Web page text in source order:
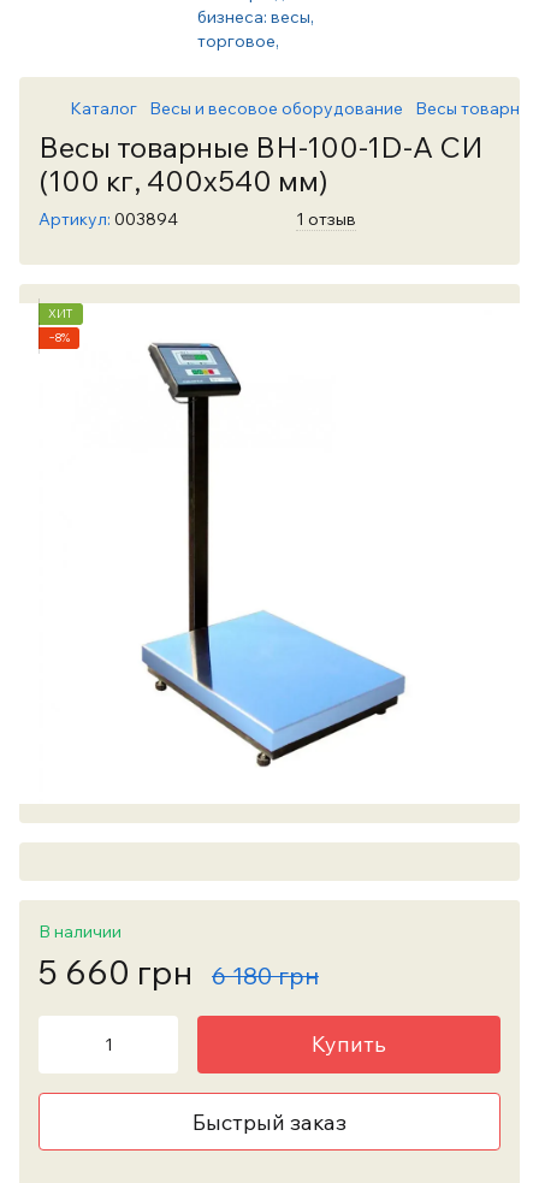
Каталог Весы и весовое оборудование Весы товарные
Весы товарные ВН-100-1D-А СИ
(100 кг, 400х540 мм)
Артикул: 003894 1 отзыв
ХИТ
−8%
В наличии
5 660 грн 6 180 грн
Купить
Быстрый заказ